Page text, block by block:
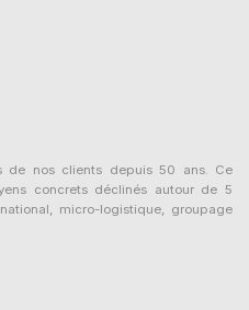
de nos clients depuis 50 ans. Ce
concrets déclinés autour de 5
micro-logistique, groupage